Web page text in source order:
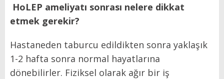
HoLEP ameliyatı sonrası nelere dikkat
etmek gerekir?
Hastaneden taburcu edildikten sonra yaklaşık
1-2 hafta sonra normal hayatlarına
dönebilirler. Fiziksel olarak ağır bir iş